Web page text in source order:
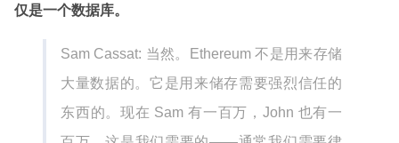
仅是一个数据库。
Sam Cassat: 当然。Ethereum 不是用来存储
大量数据的。它是用来储存需要强烈信任的
东西的。现在 Sam 有一百万，John 也有一